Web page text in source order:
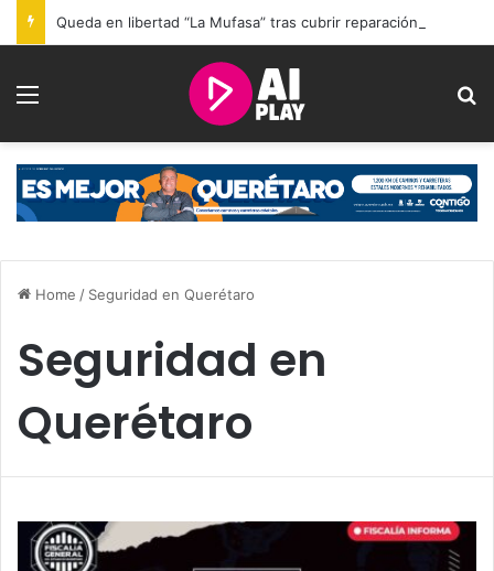
Home / Seguridad en Querétaro
Seguridad en
Querétaro